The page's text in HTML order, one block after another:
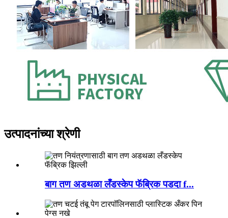
उत्पादनांच्या श्रेणी
बाग तण अडथळा लँडस्केप फॅब्रिक पडदा f...